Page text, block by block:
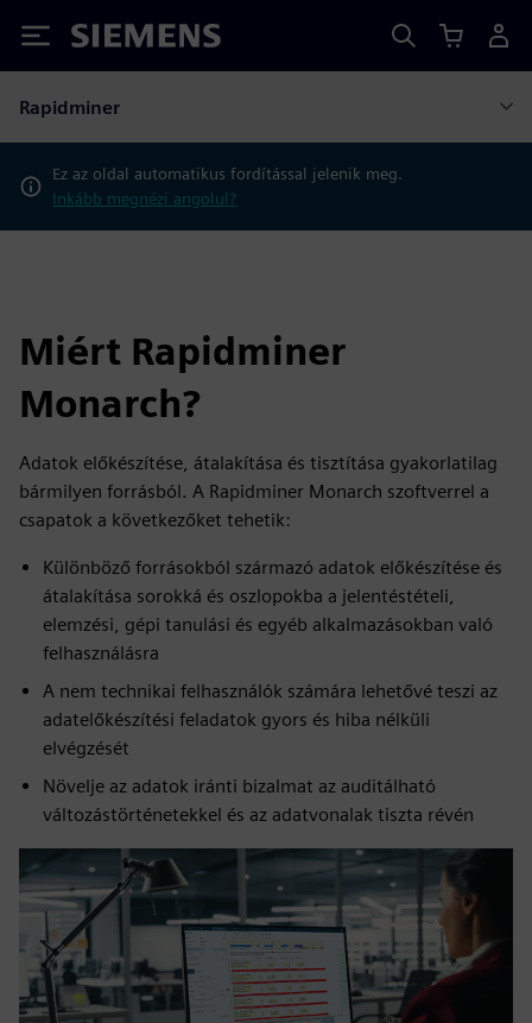
Siemens
Rapidminer
Ez az oldal automatikus fordítással jelenik meg.
Inkább megnézi angolul?
Miért Rapidminer
Monarch?
Adatok előkészítése, átalakítása és tisztítása gyakorlatilag
bármilyen forrásból. A Rapidminer Monarch szoftverrel a
csapatok a következőket tehetik:
Különböző forrásokból származó adatok előkészítése és
átalakítása sorokká és oszlopokba a jelentéstételi,
elemzési, gépi tanulási és egyéb alkalmazásokban való
felhasználásra
A nem technikai felhasználók számára lehetővé teszi az
adatelőkészítési feladatok gyors és hiba nélküli
elvégzését
Növelje az adatok iránti bizalmat az auditálható
változástörténetekkel és az adatvonalak tiszta révén